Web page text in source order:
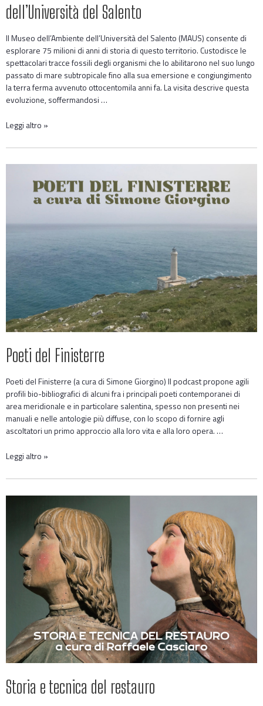
dell’Università del Salento
Il Museo dell’Ambiente dell’Università del Salento (MAUS) consente di
esplorare 75 milioni di anni di storia di questo territorio. Custodisce le
spettacolari tracce fossili degli organismi che lo abilitarono nel suo lungo
passato di mare subtropicale fino alla sua emersione e congiungimento
la terra ferma avvenuto ottocentomila anni fa. La visita descrive questa
evoluzione, soffermandosi …
Leggi altro »
Poeti del Finisterre
Poeti del Finisterre (a cura di Simone Giorgino) Il podcast propone agili
profili bio-bibliografici di alcuni fra i principali poeti contemporanei di
area meridionale e in particolare salentina, spesso non presenti nei
manuali e nelle antologie più diffuse, con lo scopo di fornire agli
ascoltatori un primo approccio alla loro vita e alla loro opera. …
Leggi altro »
Storia e tecnica del restauro